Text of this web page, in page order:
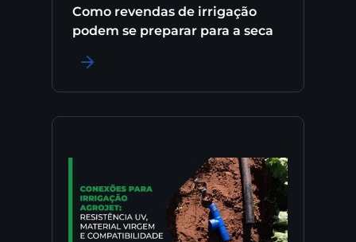
Como revendas de irrigação
podem se preparar para a seca